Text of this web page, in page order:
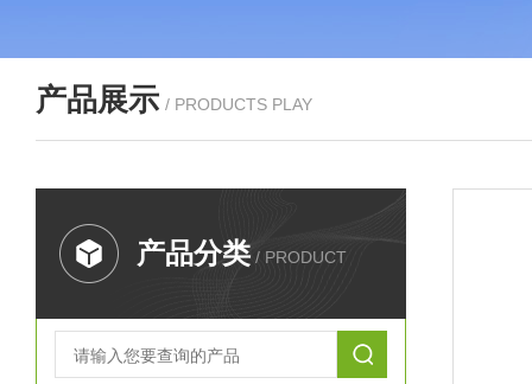
产品展示 / PRODUCTS PLAY
产品分类 / PRODUCT